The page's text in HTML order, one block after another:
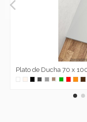
Plato de Ducha 70 x